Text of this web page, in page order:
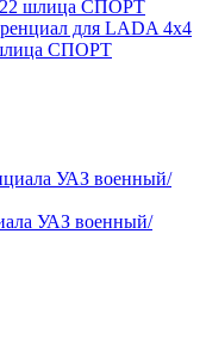
для LADA 4x4
СПОРТ
УАЗ военный/